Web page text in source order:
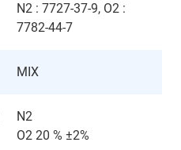
N2 : 7727-37-9, O2 :
7782-44-7
MIX
N2
O2 20 % ±2%